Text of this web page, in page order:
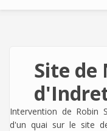
Site de
Intervention de Robin
d'un quai sur le site